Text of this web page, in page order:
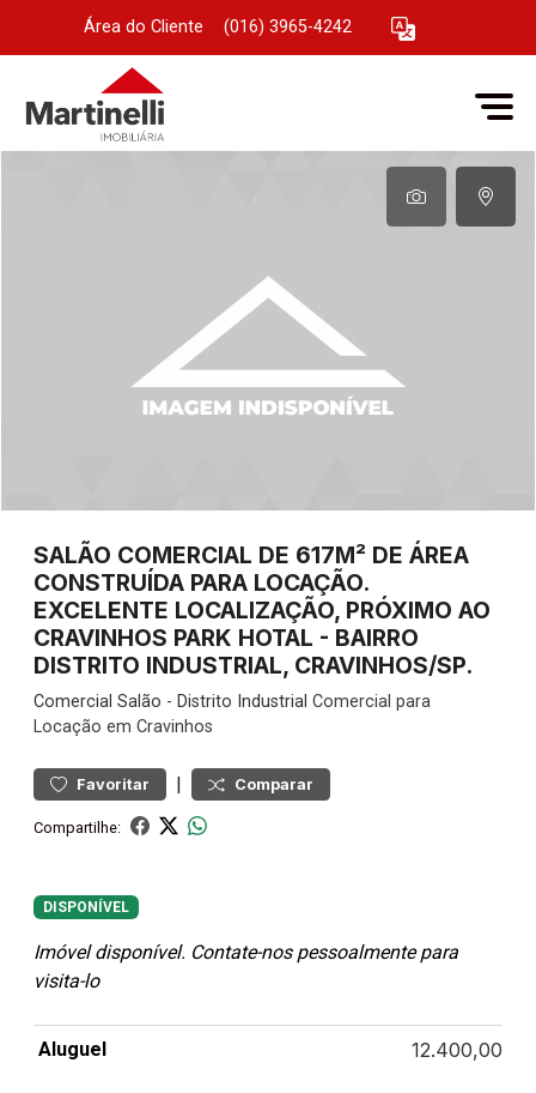
Área do Cliente (016) 3965-4242
SALÃO COMERCIAL DE 617M² DE ÁREA
CONSTRUÍDA PARA LOCAÇÃO.
EXCELENTE LOCALIZAÇÃO, PRÓXIMO AO
CRAVINHOS PARK HOTAL - BAIRRO
DISTRITO INDUSTRIAL, CRAVINHOS/SP.
Comercial Salão - Distrito Industrial Comercial para
Locação em Cravinhos
Favoritar | Comparar
Compartilhe:
DISPONÍVEL
Imóvel disponível. Contate-nos pessoalmente para
visita-lo
Aluguel 12.400,00